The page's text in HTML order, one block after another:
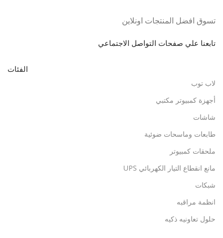
تسوق افضل المنتجات اونلاين
تابعنا علي صفحات التواصل الاجتماعي
الفئات
لاب توب
أجهزة كمبيوتر مكتبي
شاشات
طابعات وماسحات ضوئية
ملحقات كمبيوتر
مانع انقطاع التيار الكهربائي UPS
شبكات
انظمة مراقبه
حلول تعاونيه ذكيه